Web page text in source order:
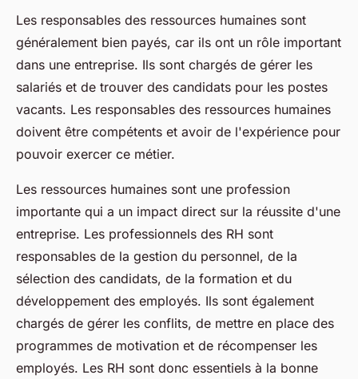
Les responsables des ressources humaines sont
généralement bien payés, car ils ont un rôle important
dans une entreprise. Ils sont chargés de gérer les
salariés et de trouver des candidats pour les postes
vacants. Les responsables des ressources humaines
doivent être compétents et avoir de l'expérience pour
pouvoir exercer ce métier.
Les ressources humaines sont une profession
importante qui a un impact direct sur la réussite d'une
entreprise. Les professionnels des RH sont
responsables de la gestion du personnel, de la
sélection des candidats, de la formation et du
développement des employés. Ils sont également
chargés de gérer les conflits, de mettre en place des
programmes de motivation et de récompenser les
employés. Les RH sont donc essentiels à la bonne